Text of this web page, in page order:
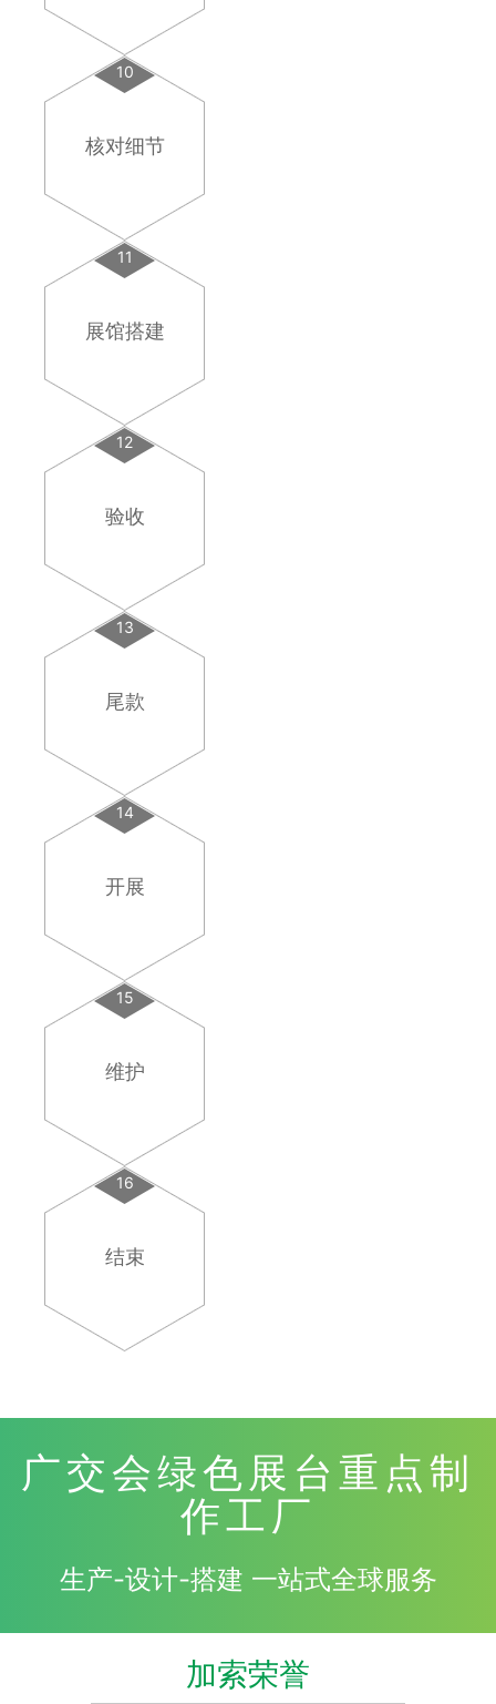
10
核对细节
11
展馆搭建
12
验收
13
尾款
14
开展
15
维护
16
结束
广交会绿色展台重点制
作工厂
生产-设计-搭建 一站式全球服务
加索荣誉